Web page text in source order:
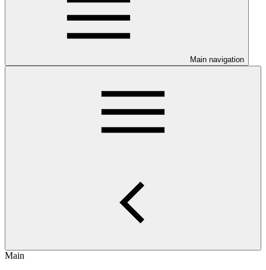
Main navigation
Main